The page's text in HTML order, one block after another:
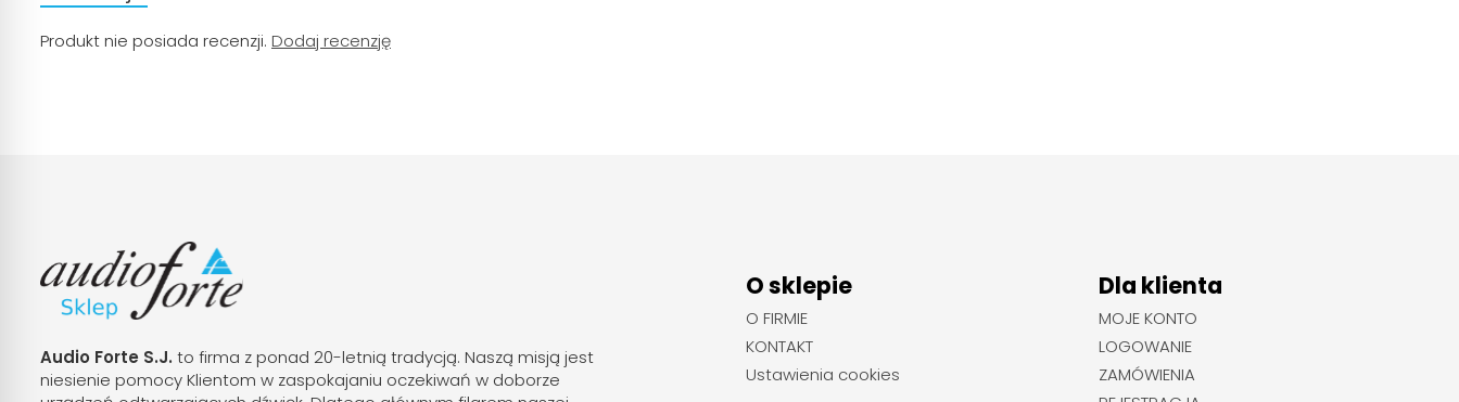
Produkt nie posiada recenzji. Dodaj recenzję
Audio Forte S.J. to firma z ponad 20-letnią tradycją. Naszą misją jest
niesienie pomocy Klientom w zaspokajaniu oczekiwań w doborze
O sklepie
O FIRMIE
KONTAKT
Ustawienia cookies
Dla klienta
MOJE KONTO
LOGOWANIE
ZAMÓWIENIA